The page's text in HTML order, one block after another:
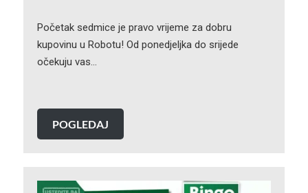
Početak sedmice je pravo vrijeme za dobru
kupovinu u Robotu! Od ponedjeljka do srijede
očekuju vas…
POGLEDAJ